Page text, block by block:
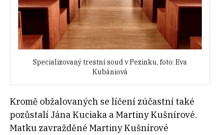
Specializovaný trestní soud v Pezinku, foto: Eva
Kubániová
Kromě obžalovaných se líčení zúčastní také
pozůstalí Jána Kuciaka a Martiny Kušnírové.
Matku zavražděné Martiny Kušnírové